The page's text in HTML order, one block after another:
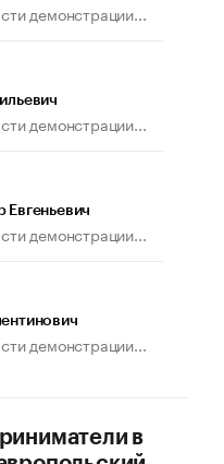
Как живет глава
демонстрации...
демонстрации...
Евгеньевич
демонстрации...
демонстрации...
в